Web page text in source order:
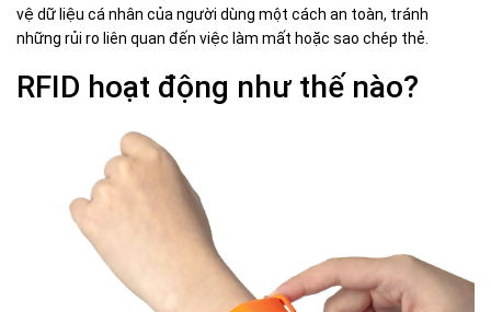
vệ dữ liệu cá nhân của người dùng một cách an toàn, tránh
những rủi ro liên quan đến việc làm mất hoặc sao chép thẻ.
RFID hoạt động như thế nào?